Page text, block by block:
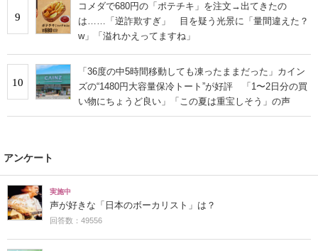
9
コメダで680円の「ポテチキ」を注文→出てきたの
は……「逆詐欺すぎ」 目を疑う光景に「量間違えた？
w」「溢れかえってますね」
10
「36度の中5時間移動しても凍ったままだった」カイン
ズの“1480円大容量保冷トート”が好評 「1〜2日分の買
い物にちょうど良い」「この夏は重宝しそう」の声
アンケート
実施中
声が好きな「日本のボーカリスト」は？
回答数：49556